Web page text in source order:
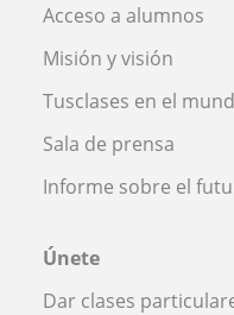
Acceso a alumnos
Misión y visión
Tusclases en el
Sala de prensa
Informe sobre el
Únete
Dar clases